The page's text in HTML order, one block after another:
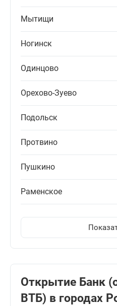
Мытищи
Ногинск
Одинцово
Орехово-Зуево
Подольск
Протвино
Пушкино
Раменское
Открытие Банк
ВТБ) в городах